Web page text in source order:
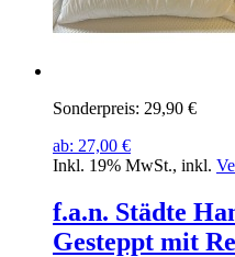
Sonderpreis: 29,90 €
ab: 27,00 €
Inkl. 19% MwSt., inkl.
f.a.n. Städte
Gesteppt mit